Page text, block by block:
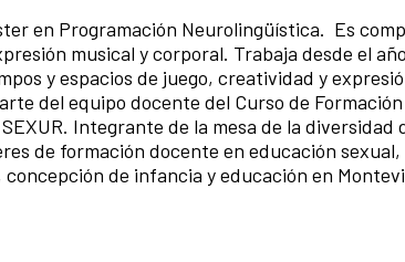
en Programación Neurolingüística. Es
musical y corporal. Trabaja desde el
y espacios de juego, creatividad y
del equipo docente del Curso de
Integrante de la mesa de la diversidad
de formación docente en educación
de infancia y educación en